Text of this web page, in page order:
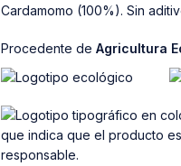
Cardamomo (100%). Sin
Procedente deAgricultura